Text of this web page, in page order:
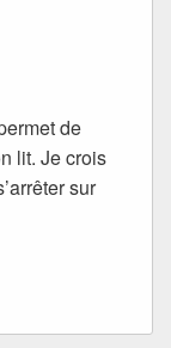
de
lit. Je crois
sur